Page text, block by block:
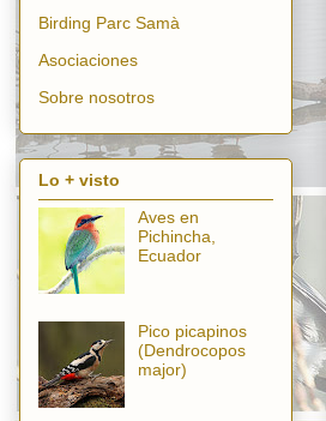
Birding Parc Samà
Asociaciones
Sobre nosotros
Lo + visto
Aves en
Pichincha,
Ecuador
Pico picapinos
(Dendrocopos
major)